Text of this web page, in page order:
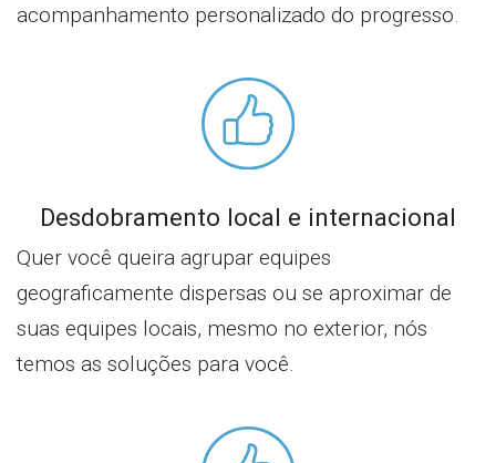
acompanhamento personalizado do progresso.
Desdobramento local e internacional
Quer você queira agrupar equipes
geograficamente dispersas ou se aproximar de
suas equipes locais, mesmo no exterior, nós
temos as soluções para você.